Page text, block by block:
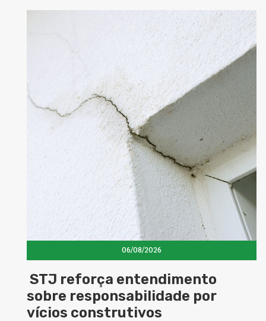
06/08/2026
STJ reforça entendimento
sobre responsabilidade por
vícios construtivos